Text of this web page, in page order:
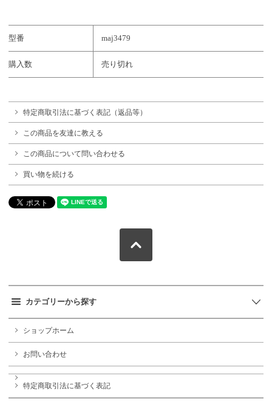
型番 maj3479
購入数 売り切れ
特定商取引法に基づく表記（返品等）
この商品を友達に教える
この商品について問い合わせる
買い物を続ける
カテゴリーから探す
ショップホーム
お問い合わせ
特定商取引法に基づく表記